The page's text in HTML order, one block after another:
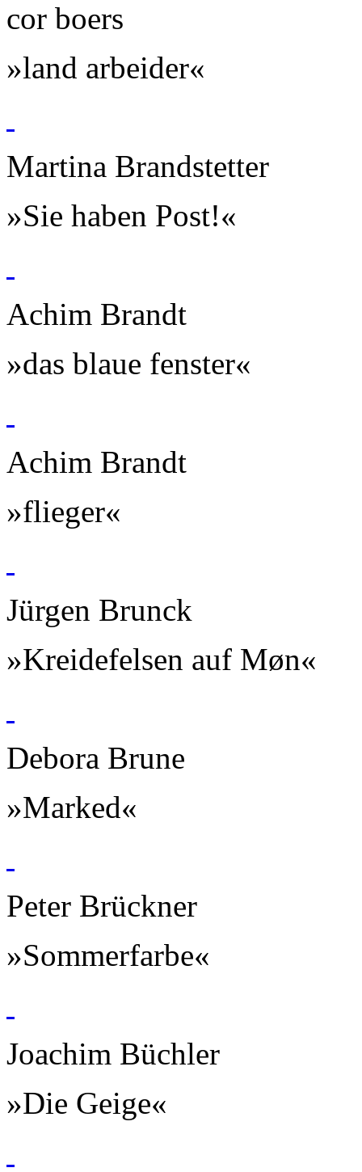
cor boers
»land arbeider«
Martina Brandstetter
»Sie haben Post!«
Achim Brandt
»das blaue fenster«
Achim Brandt
»flieger«
Jürgen Brunck
»Kreidefelsen auf Møn«
Debora Brune
»Marked«
Peter Brückner
»Sommerfarbe«
Joachim Büchler
»Die Geige«